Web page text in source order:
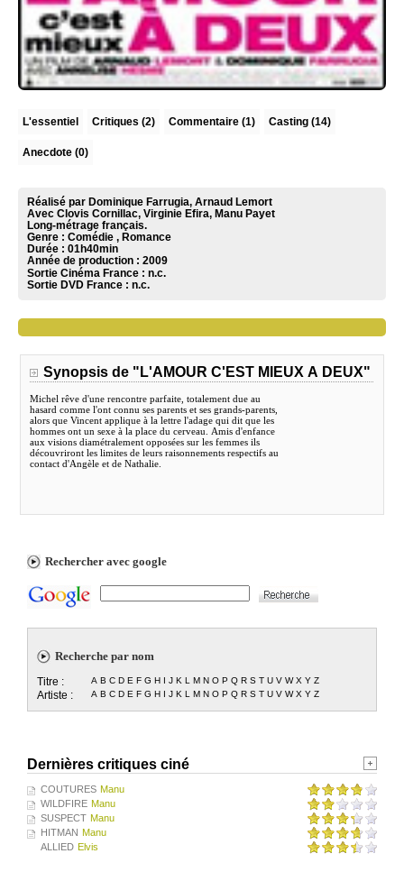
L'essentiel Critiques (2) Commentaire (1) Casting (14)
Anecdote (0)
Réalisé par Dominique Farrugia, Arnaud Lemort
Avec Clovis Cornillac, Virginie Efira, Manu Payet
Long-métrage français.
Genre : Comédie , Romance
Durée : 01h40min
Année de production : 2009
Sortie Cinéma France : n.c.
Sortie DVD France : n.c.
Synopsis de "L'AMOUR C'EST MIEUX A DEUX"
Michel rêve d'une rencontre parfaite, totalement due au
hasard comme l'ont connu ses parents et ses grands-parents,
alors que Vincent applique à la lettre l'adage qui dit que les
hommes ont un sexe à la place du cerveau. Amis d'enfance
aux visions diamétralement opposées sur les femmes ils
découvriront les limites de leurs raisonnements respectifs au
contact d'Angèle et de Nathalie.
Rechercher avec google
Recherche par nom
Titre : A B C D E F G H I J K L M N O P Q R S T U V W X Y Z
Artiste : A B C D E F G H I J K L M N O P Q R S T U V W X Y Z
Dernières critiques ciné
COUTURES Manu
WILDFIRE Manu
SUSPECT Manu
HITMAN Manu
ALLIED Elvis